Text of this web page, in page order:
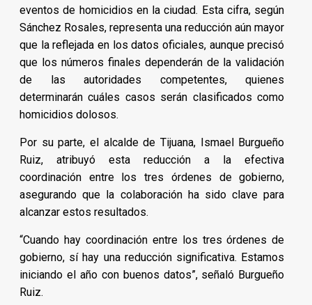
eventos de homicidios en la ciudad. Esta cifra, según
Sánchez Rosales, representa una reducción aún mayor
que la reflejada en los datos oficiales, aunque precisó
que los números finales dependerán de la validación
de las autoridades competentes, quienes
determinarán cuáles casos serán clasificados como
homicidios dolosos.
Por su parte, el alcalde de Tijuana, Ismael Burgueño
Ruiz, atribuyó esta reducción a la efectiva
coordinación entre los tres órdenes de gobierno,
asegurando que la colaboración ha sido clave para
alcanzar estos resultados.
“Cuando hay coordinación entre los tres órdenes de
gobierno, sí hay una reducción significativa. Estamos
iniciando el año con buenos datos”, señaló Burgueño
Ruiz.